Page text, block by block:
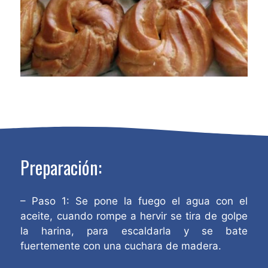
Preparación:
– Paso 1: Se pone la fuego el agua con el
aceite, cuando rompe a hervir se tira de golpe
la harina, para escaldarla y se bate
fuertemente con una cuchara de madera.